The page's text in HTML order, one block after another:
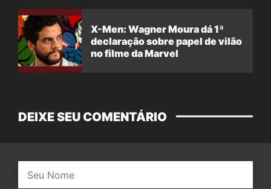
X-Men: Wagner Moura dá 1ª
declaração sobre papel de vilão
no filme da Marvel
DEIXE SEU COMENTÁRIO